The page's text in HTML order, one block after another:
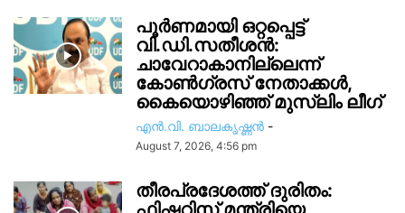
പൂർണമായി ഒറ്റപ്പെട്ട്
വി.ഡി.സതീശൻ:
ചാവേറാകാനില്ലെന്ന്
കോൺഗ്രസ് നേതാക്കൾ,
കൈയൊഴിഞ്ഞ് മുസ്ലിം ലീഗ്
എൻ.വി. ബാലകൃഷ്ണൻ -
August 7, 2026, 4:56 pm
തീരപ്രദേശത്ത് ദുരിതം: